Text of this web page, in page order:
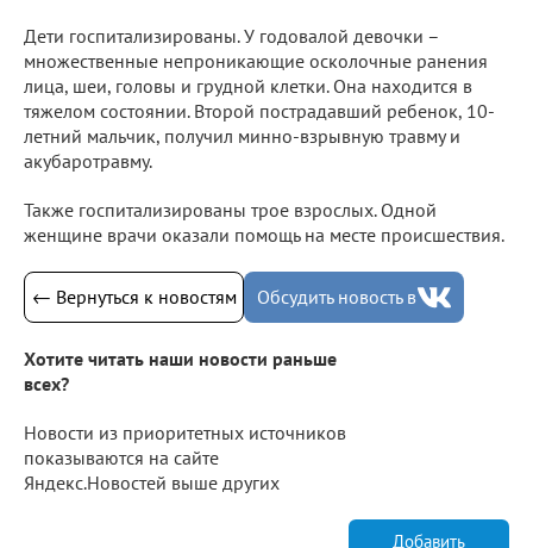
Дети госпитализированы. У годовалой девочки –
множественные непроникающие осколочные ранения
лица, шеи, головы и грудной клетки. Она находится в
тяжелом состоянии. Второй пострадавший ребенок, 10-
летний мальчик, получил минно-взрывную травму и
акубаротравму.
Также госпитализированы трое взрослых. Одной
женщине врачи оказали помощь на месте происшествия.
← Вернуться к новостям Обсудить новость в
Хотите читать наши новости раньше
всех?
Новости из приоритетных источников
показываются на сайте
Яндекс.Новостей выше других
Добавить